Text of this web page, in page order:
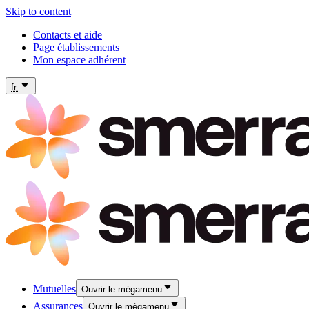
Skip to content
Contacts et aide
Page établissements
Mon espace adhérent
fr
Mutuelles Ouvrir le mégamenu
Assurances Ouvrir le mégamenu